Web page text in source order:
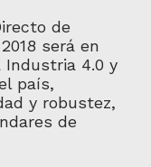
de
será en
Industria 4.0 y
país,
y robustez,
de